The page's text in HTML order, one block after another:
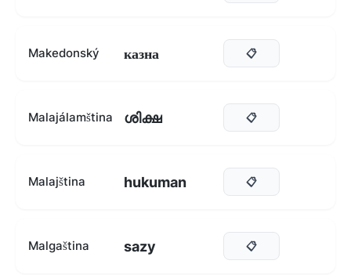
Makedonský казна 📋
Malajálamština ശിക്ഷ 📋
Malajština hukuman 📋
Malgaština sazy 📋